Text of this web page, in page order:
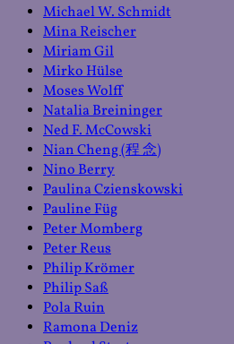
Michael W. Schmidt
Mina Reischer
Miriam Gil
Mirko Hülse
Moses Wolff
Natalia Breininger
Ned F. McCowski
Nian Cheng (程 念)
Nino Berry
Paulina Czienskowski
Pauline Füg
Peter Momberg
Peter Reus
Philip Krömer
Philip Saß
Pola Ruin
Ramona Deniz